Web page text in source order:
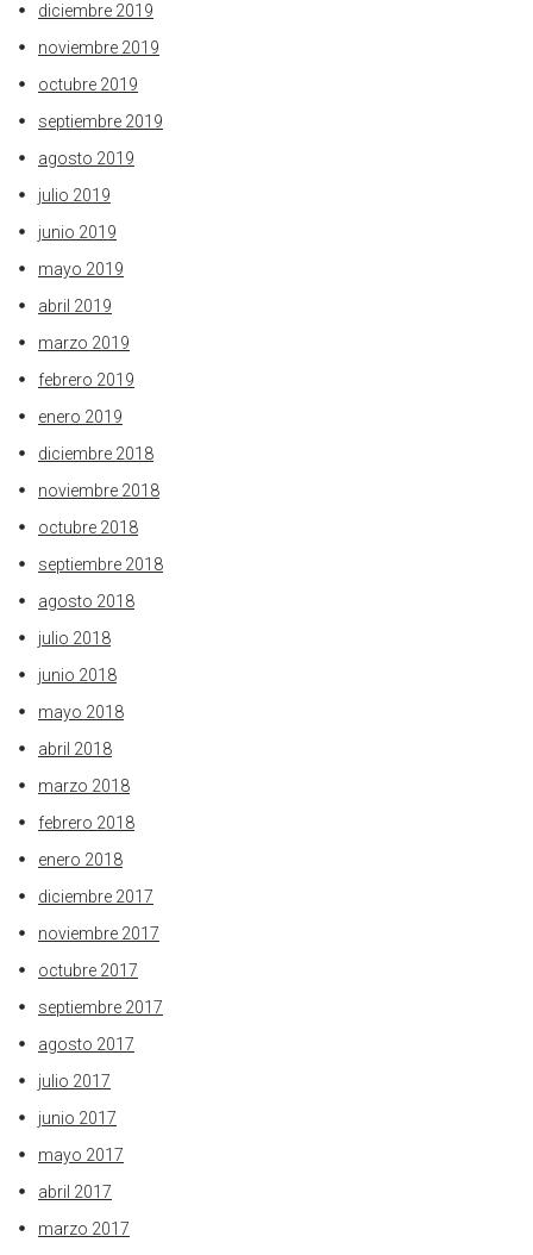
diciembre 2019
noviembre 2019
octubre 2019
septiembre 2019
agosto 2019
julio 2019
junio 2019
mayo 2019
abril 2019
marzo 2019
febrero 2019
enero 2019
diciembre 2018
noviembre 2018
octubre 2018
septiembre 2018
agosto 2018
julio 2018
junio 2018
mayo 2018
abril 2018
marzo 2018
febrero 2018
enero 2018
diciembre 2017
noviembre 2017
octubre 2017
septiembre 2017
agosto 2017
julio 2017
junio 2017
mayo 2017
abril 2017
marzo 2017